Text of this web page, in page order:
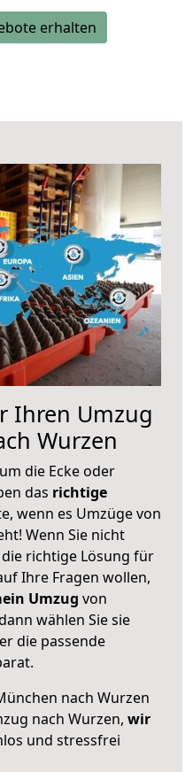
erhalten
Ihren Umzug
Wurzen
die Ecke oder
das richtige
wenn es Umzüge von
Wenn Sie nicht
richtige Lösung für
Ihre Fragen wollen,
Umzug von
wählen Sie sie
die passende
nach Wurzen
nach Wurzen, wir
und stressfrei